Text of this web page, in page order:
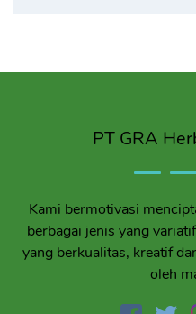
PT GRA
Kami bermotivasi
berbagai jenis yang
yang berkualitas, kreatif
oleh